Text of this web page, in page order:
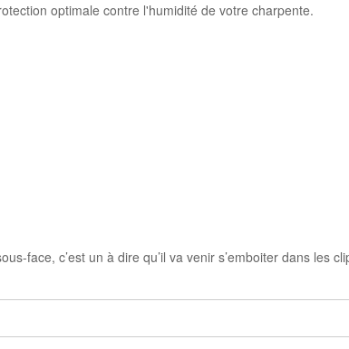
optimale contre l'humidité de votre charpente.
face, c’est un à dire qu’il va venir s’emboiter dans les